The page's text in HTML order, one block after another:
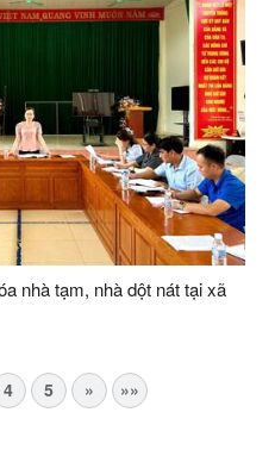
nhà tạm, nhà dột nát tại xã
4 5 » »»